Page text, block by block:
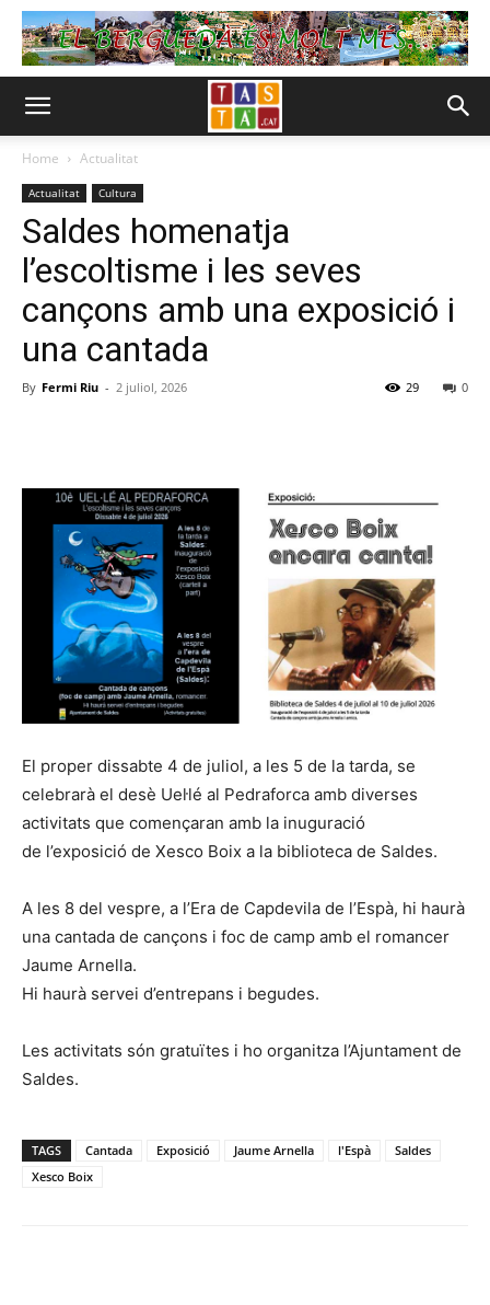
Home Actualitat
Actualitat Cultura
Saldes homenatja
l’escoltisme i les seves
cançons amb una exposició i
una cantada
By Fermi Riu - 2 juliol, 2026 0
29
El proper dissabte 4 de juliol, a les 5 de la tarda, se
celebrarà el desè Uel·lé al Pedraforca amb diverses
activitats que començaran amb la inuguració
de l’exposició de Xesco Boix a la biblioteca de Saldes.
A les 8 del vespre, a l’Era de Capdevila de l’Espà, hi haurà
una cantada de cançons i foc de camp amb el romancer
Jaume Arnella.
Hi haurà servei d’entrepans i begudes.
Les activitats són gratuïtes i ho organitza l’Ajuntament de
Saldes.
TAGS Cantada Exposició Jaume Arnella l'Espà
Saldes
Xesco Boix